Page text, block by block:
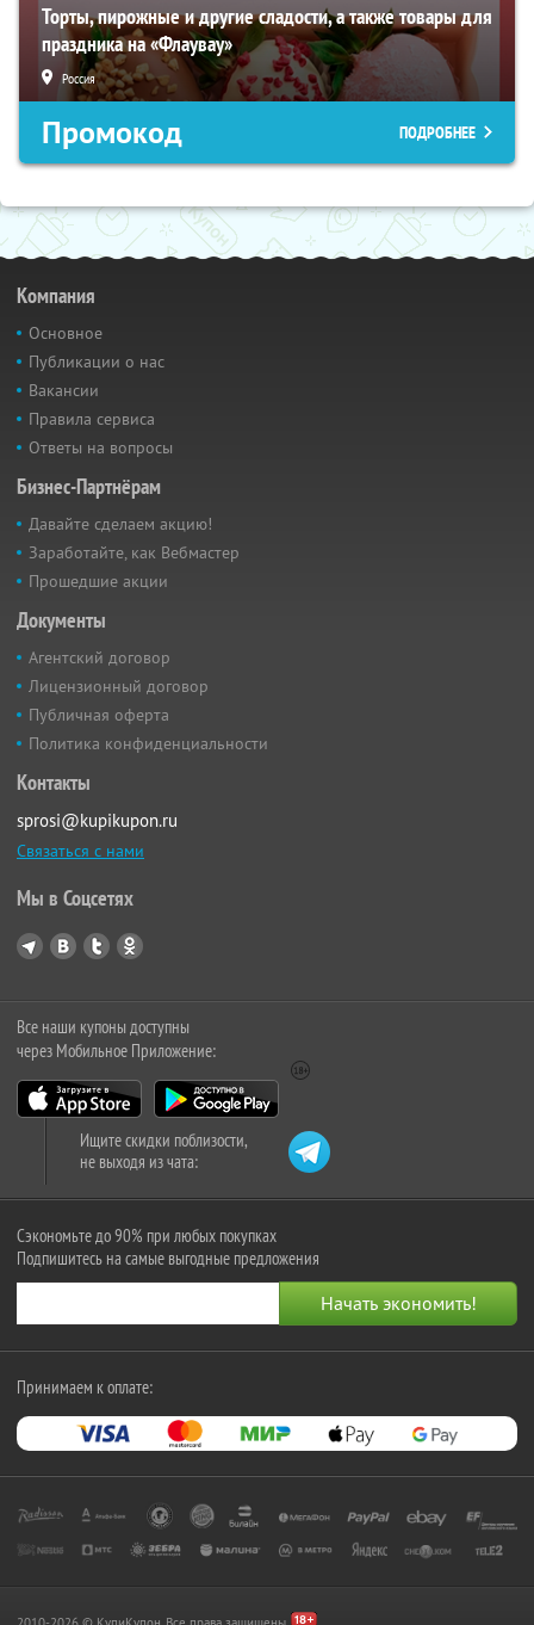
Торты, пирожные и другие сладости, а также товары для
праздника на «Флаувау»
Россия
Промокод ПОДРОБНЕЕ
Компания
Основное
Публикации о нас
Вакансии
Правила сервиса
Ответы на вопросы
Бизнес-Партнёрам
Давайте сделаем акцию!
Заработайте, как Вебмастер
Прошедшие акции
Документы
Агентский договор
Лицензионный договор
Публичная оферта
Политика конфиденциальности
Контакты
sprosi@kupikupon.ru
Связаться с нами
Мы в Соцсетях
Все наши купоны доступны
через Мобильное Приложение:
Ищите скидки поблизости,
не выходя из чата:
Сэкономьте до 90% при любых покупках
Подпишитесь на самые выгодные предложения
Принимаем к оплате: